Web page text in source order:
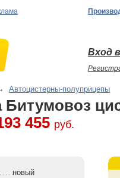
Вход
Автоцистерны-полуприцепы
Битумовоз
455 руб.
новый